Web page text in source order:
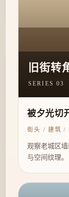
旧街转
SERIES 03
被夕光切
街头 / 建筑 /
观察老城区
与空间纹理。